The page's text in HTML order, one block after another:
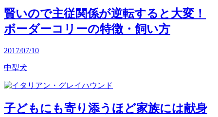
賢いので主従関係が逆転すると大変！
ボーダーコリーの特徴・飼い方
2017/07/10
中型犬
子どもにも寄り添うほど家族には献身